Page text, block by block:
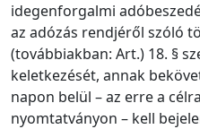
idegenforgalmi
az adózás rendjéről szóló
(továbbiakban: Art.) 18. §
keletkezését, annak
napon belül – az erre a
nyomtatványon – kell